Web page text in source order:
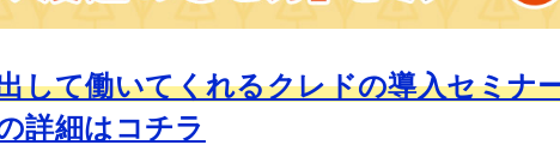
して働いてくれるクレドの導入セミナ
詳細はコチラ